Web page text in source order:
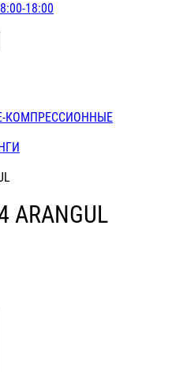
18:00
КОМПРЕССИОННЫЕ
ARANGUL